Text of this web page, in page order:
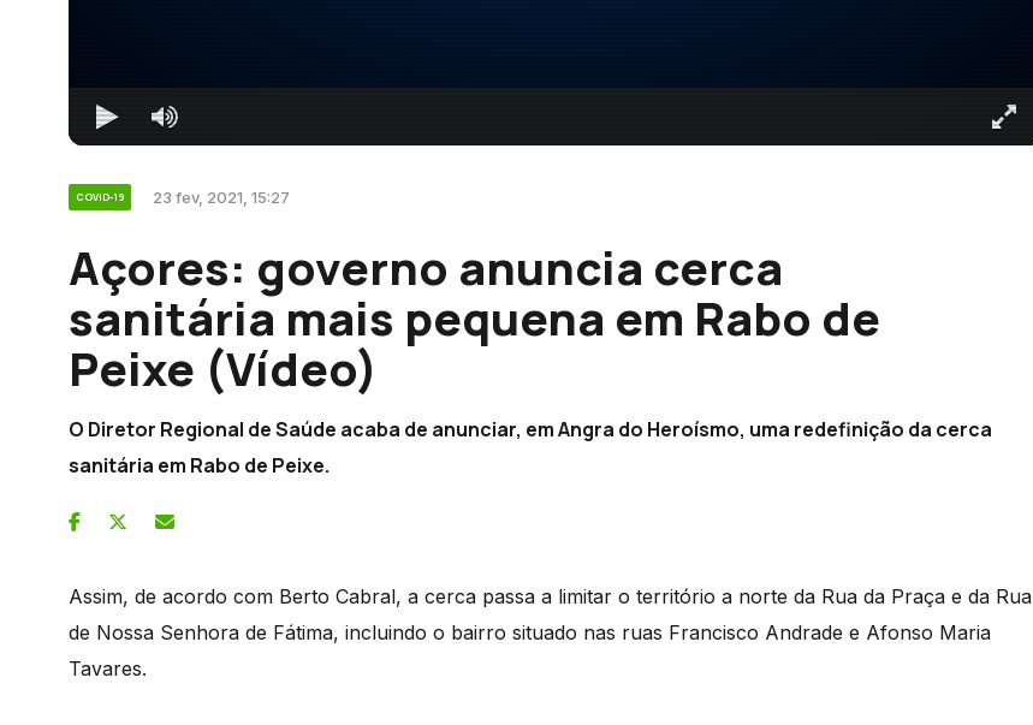
COVID-19 23 fev, 2021, 15:27
Açores: governo anuncia cerca
sanitária mais pequena em Rabo de
Peixe (Vídeo)
O Diretor Regional de Saúde acaba de anunciar, em Angra do Heroísmo, uma redefinição da cerca
sanitária em Rabo de Peixe.
Assim, de acordo com Berto Cabral, a cerca passa a limitar o território a norte da Rua da Praça e da Rua
de Nossa Senhora de Fátima, incluindo o bairro situado nas ruas Francisco Andrade e Afonso Maria
Tavares.